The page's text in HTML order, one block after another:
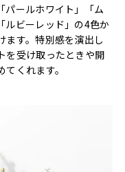
パールホワイト」「ム
ルビーレッド」の4色か
ます。特別感を演出し
を受け取ったときや開
くれます。